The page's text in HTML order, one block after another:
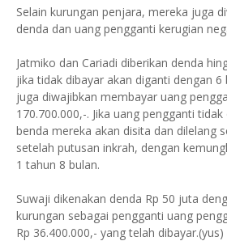
Selain kurungan penjara, mereka juga
denda dan uang pengganti kerugian
Jatmiko dan Cariadi diberikan denda
jika tidak dibayar akan diganti dengan
juga diwajibkan membayar uang
170.700.000,-. Jika uang pengganti
benda mereka akan disita dan dilelang
setelah putusan inkrah, dengan
1 tahun 8 bulan.
Suwaji dikenakan denda Rp 50 juta
kurungan sebagai pengganti uang
Rp 36.400.000,- yang telah dibayar.(yus)